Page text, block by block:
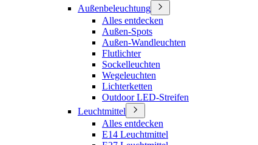
Außenbeleuchtung
Alles entdecken
Außen-Spots
Außen-Wandleuchten
Flutlichter
Sockelleuchten
Wegeleuchten
Lichterketten
Outdoor LED-Streifen
Leuchtmittel
Alles entdecken
E14 Leuchtmittel